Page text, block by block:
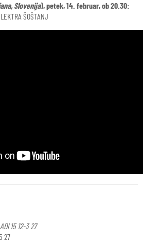
Slovenija), petek, 14. februar, ob 20.30:
ŠOŠTANJ
15 12-3 27
27